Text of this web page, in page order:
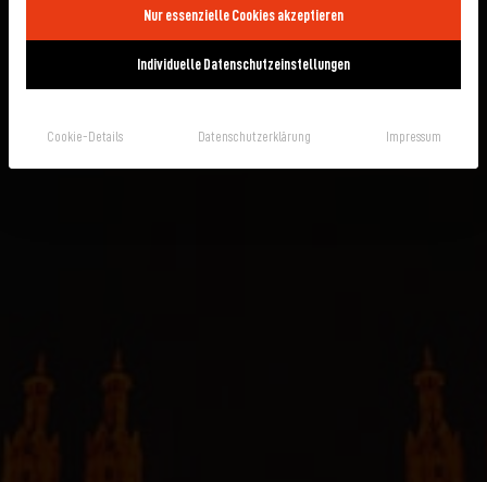
Nur essenzielle Cookies akzeptieren
Individuelle Datenschutzeinstellungen
Cookie-Details Datenschutzerklärung Impressum